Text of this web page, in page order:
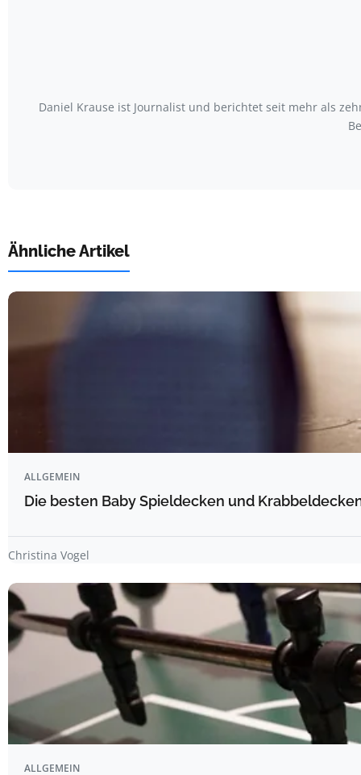
Daniel Krause ist Journalist und berichtet seit mehr als
Ähnliche Artikel
ALLGEMEIN
Die besten Baby Spieldecken und
Christina Vogel
ALLGEMEIN